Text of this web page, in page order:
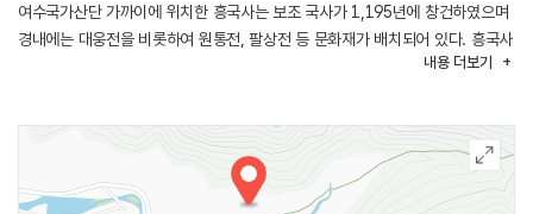
여수국가산단 가까이에 위치한 흥국사는 보조 국사가 1,195년에 창건하였으며
경내에는 대웅전을 비롯하여 원통전, 팔상전 등 문화재가 배치되어 있다. 흥국사
대웅전은 빗살문을 달아 전부 개방할 수 있도록 한 것이 특징이며, 대웅전
보물의 가치를 유감없이 보여준다. 그 외에도 대웅전후불탱 (영산회상도),
노사나불괘불탱, 수월관음도, 16 나한탱화, 목조석가여래삼존상, 여수흥국사
동종, 목조지장보살삼존상, 시왕상 일괄 및 복장유물 등 7점이 더 있다.
흥국사는 임란 때 경내에 300여 명의 수군 승병이 있었던 곳으로 이곳에서
내용 더보기